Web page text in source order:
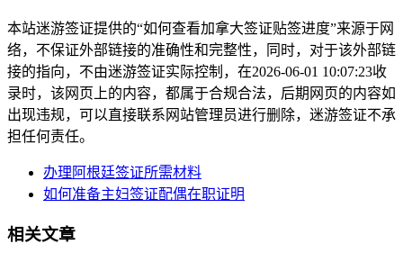
本站迷游签证提供的“如何查看加拿大签证贴签进度”来源于网
络，不保证外部链接的准确性和完整性，同时，对于该外部链
接的指向，不由迷游签证实际控制，在2026-06-01 10:07:23收
录时，该网页上的内容，都属于合规合法，后期网页的内容如
出现违规，可以直接联系网站管理员进行删除，迷游签证不承
担任何责任。
办理阿根廷签证所需材料
如何准备主妇签证配偶在职证明
相关文章